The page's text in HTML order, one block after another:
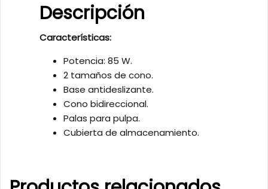
Descripción
Características:
Potencia: 85 W.
2 tamaños de cono.
Base antideslizante.
Cono bidireccional.
Palas para pulpa.
Cubierta de almacenamiento.